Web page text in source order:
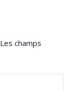
Les champs